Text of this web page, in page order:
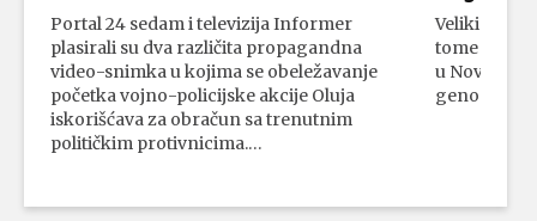
Portal 24 sedam i televizija Informer
plasirali su dva različita propagandna
video-snimka u kojima se obeležavanje
početka vojno-policijske akcije Oluja
iskorišćava za obračun sa trenutnim
političkim protivnicima.…
Veliki broj
tome da su
u Novom
genocidni